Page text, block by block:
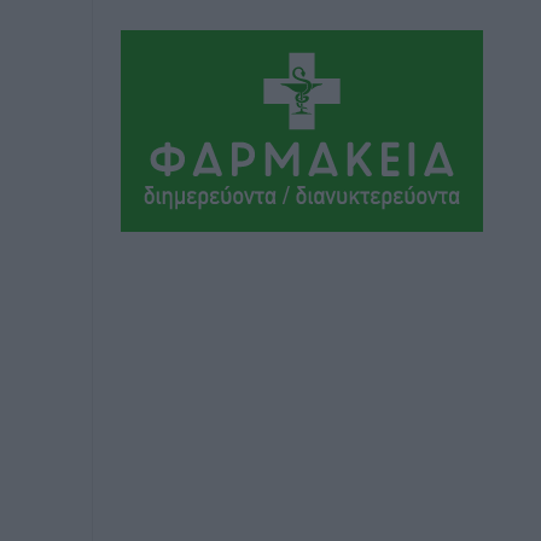
Οδηγός στη Ρόδο τράκαρε σταθμευμένο
αυτοκίνητο, παρέσυρε 72χρονο και
Τοπικές Ειδήσεις• πριν 4 ώρες